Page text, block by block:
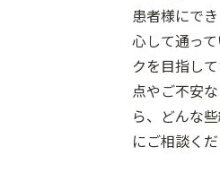
患者様にで
心して通っ
クを目指し
点やご不安
ら、どんな
にご相談く